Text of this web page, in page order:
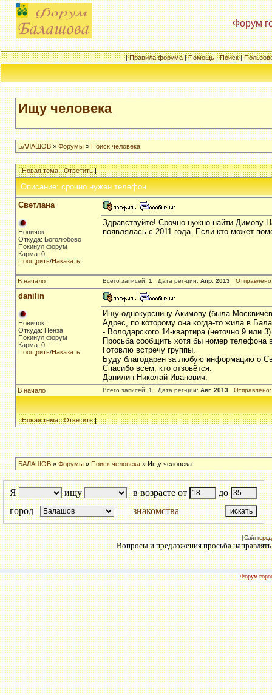
Форум
|Правила форума|Помощь|Поиск|
Ищу человека
БАЛАШОВ» Форумы» Поиск человека
|Новая тема|Ответить|
Описание: срочно нужен телефон
Светлана
Новичок
Откуда: Боголюбово
Покинул форум
Карма: 0
Поощрить/Наказать
Здравствуйте! Срочно нужно найти Димову
появлялась с 2011 года. Если кто может
В начало Всего записей: 1 Дата рег-ции: Апр. 2013
danilin
Новичок
Откуда: Пенза
Покинул форум
Карма: 0
Поощрить/Наказать
Ищу однокурсницу Акимову (была
Адрес, по которому она когда-то жила в
- Володарского 14-квартира (неточно 9 или
Просьба сообщить хотя бы номер телефона
Готовлю встречу группы.
Буду благодарен за любую информацию о
Спасибо всем, кто отзовётся.
Данилин Николай Иванович.
В начало Всего записей: 1 Дата рег-ции: Авг. 2013 Отправлено:
|Новая тема|Ответить|
БАЛАШОВ» Форумы» Поиск человека» Ищу человека
Я ищу в возрасте от
до
город
знакомства
| Сайт
Вопросы и предложения просьба
Форум